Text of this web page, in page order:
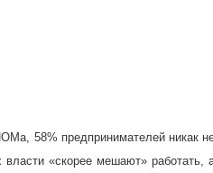
58% предпринимателей никак
«скорее мешают» работать,